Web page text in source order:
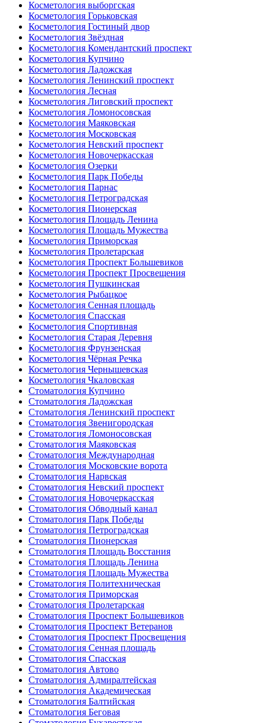
Косметология выборгская
Косметология Горьковская
Косметология Гостиный двор
Косметология Звёздная
Косметология Комендантский проспект
Косметология Купчино
Косметология Ладожская
Косметология Ленинский проспект
Косметология Лесная
Косметология Лиговский проспект
Косметология Ломоносовская
Косметология Маяковская
Косметология Московская
Косметология Невский проспект
Косметология Новочеркасская
Косметология Озерки
Косметология Парк Победы
Косметология Парнас
Косметология Петроградская
Косметология Пионерская
Косметология Площадь Ленина
Косметология Площадь Мужества
Косметология Приморская
Косметология Пролетарская
Косметология Проспект Большевиков
Косметология Проспект Просвещения
Косметология Пушкинская
Косметология Рыбацкое
Косметология Сенная площадь
Косметология Спасская
Косметология Спортивная
Косметология Старая Деревня
Косметология Фрунзенская
Косметология Чёрная Речка
Косметология Чернышевская
Косметология Чкаловская
Стоматология Купчино
Стоматология Ладожская
Стоматология Ленинский проспект
Стоматология Звенигородская
Стоматология Ломоносовская
Стоматология Маяковская
Стоматология Международная
Стоматология Московские ворота
Стоматология Нарвская
Стоматология Невский проспект
Стоматология Новочеркасская
Стоматология Обводный канал
Стоматология Парк Победы
Стоматология Петроградская
Стоматология Пионерская
Стоматология Площадь Восстания
Стоматология Площадь Ленина
Стоматология Площадь Мужества
Стоматология Политехническая
Стоматология Приморская
Стоматология Пролетарская
Стоматология Проспект Большевиков
Стоматология Проспект Ветеранов
Стоматология Проспект Просвещения
Стоматология Сенная площадь
Стоматология Спасская
Стоматология Автово
Стоматология Адмиралтейская
Стоматология Академическая
Стоматология Балтийская
Стоматология Беговая